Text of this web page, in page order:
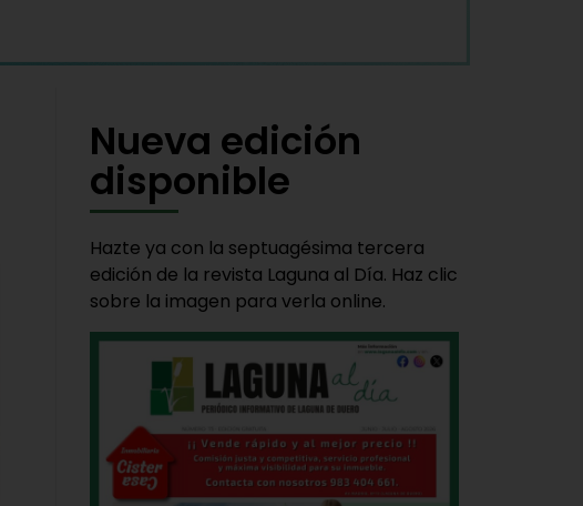
Nueva edición
disponible
Hazte ya con la septuagésima tercera
edición de la revista Laguna al Día. Haz clic
sobre la imagen para verla online.